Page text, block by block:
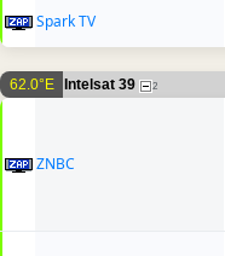
Spark TV
62.0°E Intelsat 39 2
ZNBC